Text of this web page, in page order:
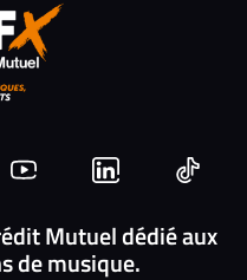
Nous
rejoindre
sur
Nous
rejoindre
sur
Nous
Mutuel dédié aux
de musique.